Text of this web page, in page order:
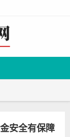
安全有保障